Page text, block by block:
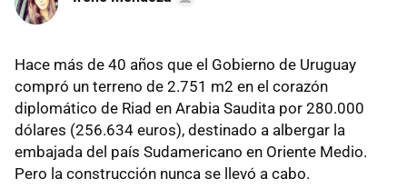
Hace más de 40 años que el Gobierno de Uruguay
compró un terreno de 2.751 m2 en el corazón
diplomático de Riad en Arabia Saudita por 280.000
dólares (256.634 euros), destinado a albergar la
embajada del país Sudamericano en Oriente Medio.
Pero la construcción nunca se llevó a cabo.